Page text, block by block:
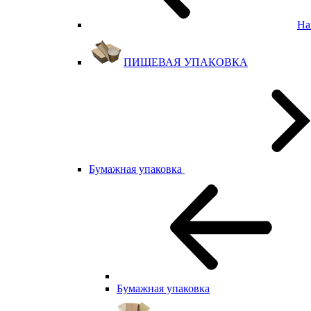
ПИЩЕВАЯ УПАКОВКА
Бумажная упаковка
Бумажная упаковка